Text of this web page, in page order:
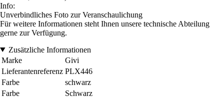
Info:
Unverbindliches Foto zur Veranschaulichung
Für weitere Informationen steht Ihnen unsere technische Abteilung
gerne zur Verfügung.
Zusätzliche Informationen
Marke
Givi
Lieferantenreferenz PLX446
Farbe
schwarz
Farbe
Schwarz